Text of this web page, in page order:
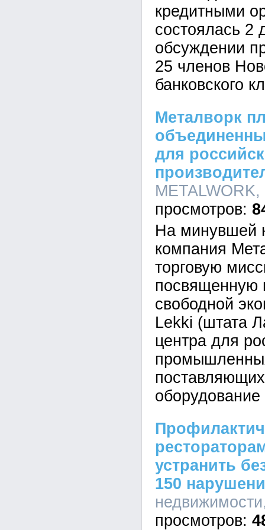
кредитными
состоялась 2
обсуждении
25 членов
банковского
Металворк
для
На минувшей
компания
торговую
посвященную
свободной
Lekki (штата
центра для
устранить
150